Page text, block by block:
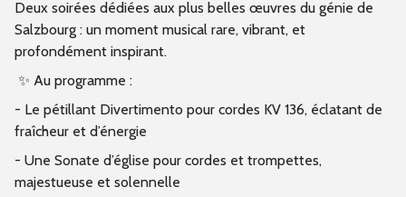
Deux soirées dédiées aux plus belles œuvres du génie de
Salzbourg : un moment musical rare, vibrant, et
profondément inspirant.
✨ Au programme :
- Le pétillant Divertimento pour cordes KV 136, éclatant de
fraîcheur et d’énergie
- Une Sonate d’église pour cordes et trompettes,
majestueuse et solennelle